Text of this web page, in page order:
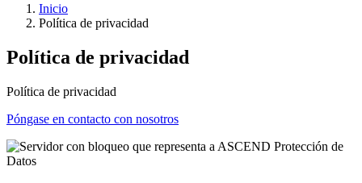
Inicio
Política de privacidad
Política de privacidad
Política de privacidad
Póngase en contacto con nosotros